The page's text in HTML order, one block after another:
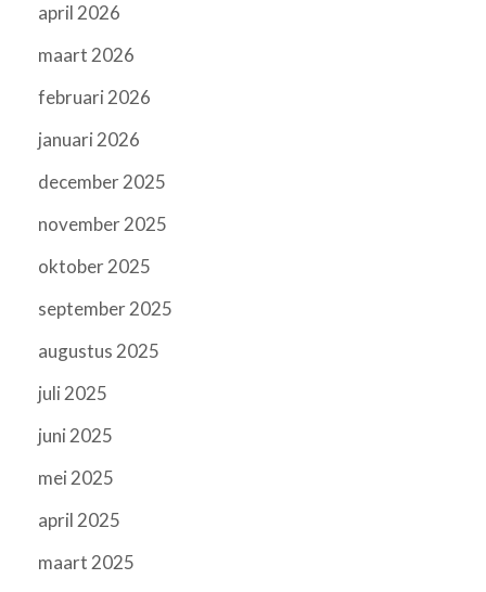
april 2026
maart 2026
februari 2026
januari 2026
december 2025
november 2025
oktober 2025
september 2025
augustus 2025
juli 2025
juni 2025
mei 2025
april 2025
maart 2025